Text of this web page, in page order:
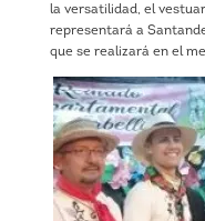
la versatilidad, el
representará a
que se realizará en el